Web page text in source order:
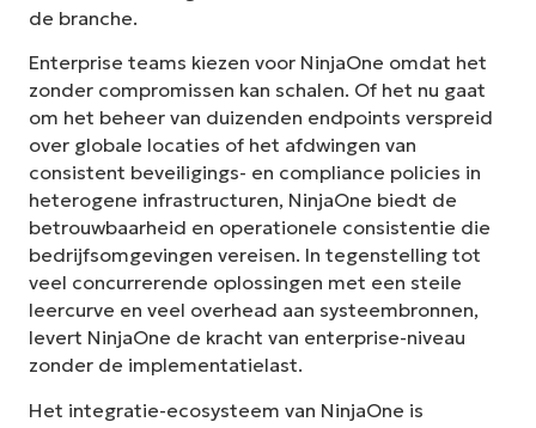
de branche.
Enterprise teams kiezen voor NinjaOne omdat het
zonder compromissen kan schalen. Of het nu gaat
om het beheer van duizenden endpoints verspreid
over globale locaties of het afdwingen van
consistent beveiligings- en compliance policies in
heterogene infrastructuren, NinjaOne biedt de
betrouwbaarheid en operationele consistentie die
bedrijfsomgevingen vereisen. In tegenstelling tot
veel concurrerende oplossingen met een steile
leercurve en veel overhead aan systeembronnen,
levert NinjaOne de kracht van enterprise-niveau
zonder de implementatielast.
Het integratie-ecosysteem van NinjaOne is